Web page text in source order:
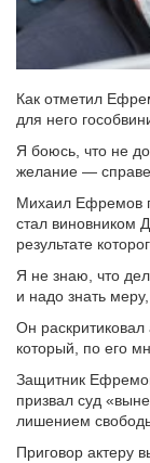
Как отметил
для него
Я боюсь, что не
желание —
Михаил Ефремов
стал виновником
результате
Я не знаю, что
и надо знать
Он раскритиковал
который, по его
Защитник
призвал суд
лишением
Приговор актеру